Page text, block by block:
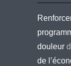
douleur
de